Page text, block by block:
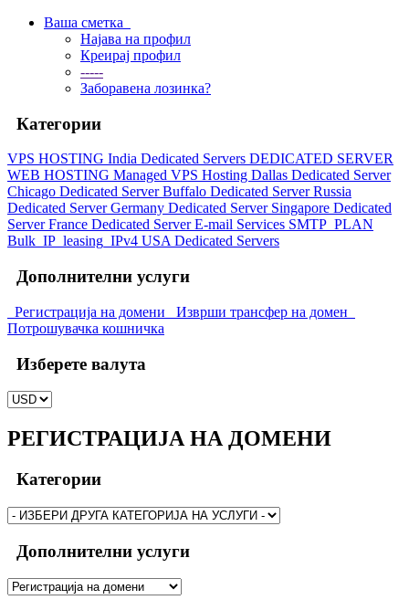
Ваша сметка
Најава на профил
Креирај профил
-----
Заборавена лозинка?
Категории
VPS HOSTING India Dedicated Servers DEDICATED SERVER
WEB HOSTING Managed VPS Hosting Dallas Dedicated Server
Chicago Dedicated ServerBuffalo Dedicated ServerRussia
Dedicated ServerGermany Dedicated Server Singapore Dedicated
ServerFrance Dedicated ServerE-mail Services SMTP_PLAN
Bulk_IP_leasing_IPv4 USA Dedicated Servers
Дополнителни услуги
Регистрација на домени
Изврши трансфер на домен
Потрошувачка кошничка
Изберете валута
РЕГИСТРАЦИЈА НА ДОМЕНИ
Категории
Дополнителни услуги